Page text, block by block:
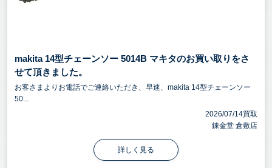
makita 14型チェーンソー 5014B マキタのお買い取りをさ
せて頂きました。
お客さまよりお電話でご連絡いただき、早速、makita 14型チェーンソー
50...
2026/07/14買取
錬金堂 倉敷店
詳しく見る